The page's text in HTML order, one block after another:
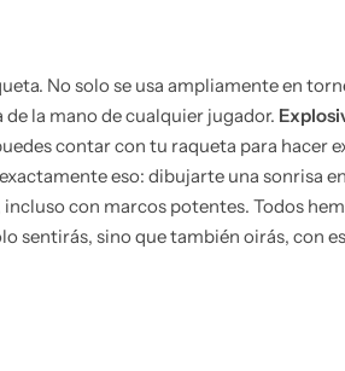
No solo se usa ampliamente en
la mano de cualquier jugador.
contar con tu raqueta para hacer
eso: dibujarte una sonrisa en
con marcos potentes. Todos
sentirás, sino que también oirás, con